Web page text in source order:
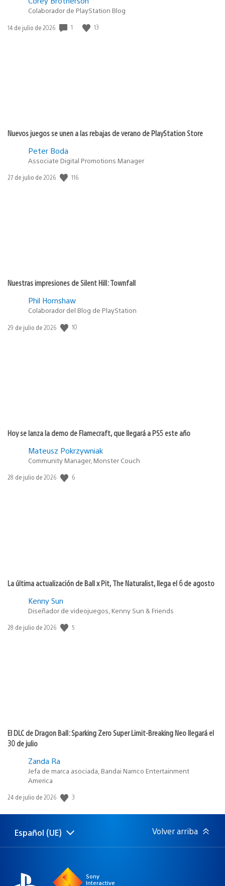
Colaborador de PlayStation Blog
Fecha
14 de julio de 2026 1 13
Nuevos juegos se unen a las rebajas de verano de PlayStation Store
Peter Boda
Associate Digital Promotions Manager
Fecha
27 de julio de 2026 116
Nuestras impresiones de Silent Hill: Townfall
Phil Hornshaw
Colaborador del Blog de PlayStation
Fecha
29 de julio de 2026 10
Hoy se lanza la demo de Flamecraft, que llegará a PS5 este año
Mateusz Pokrzywniak
Community Manager, Monster Couch
Fecha
28 de julio de 2026 6
La última actualización de Ball x Pit, The Naturalist, llega el 6 de agosto
Kenny Sun
Diseñador de videojuegos, Kenny Sun & Friends
Fecha
28 de julio de 2026 5
El DLC de Dragon Ball: Sparking Zero Super Limit-Breaking Neo llegará el
30 de julio
Zanda Ra
Jefa de marca asociada, Bandai Namco Entertainment
America
Fecha
publicación:
24 de julio de 2026 3
Selecciona
Región
Español (UE) Volver arriba
Sony
Interactive